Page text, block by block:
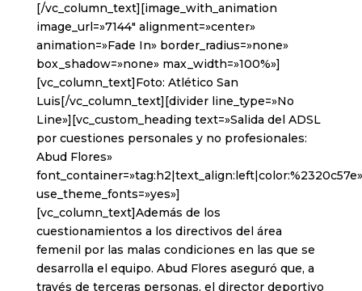
[/vc_column_text][image_with_animation
image_url=»7144″ alignment=»center»
animation=»Fade In» border_radius=»none»
box_shadow=»none» max_width=»100%»]
[vc_column_text]Foto: Atlético San
Luis[/vc_column_text][divider line_type=»No
Line»][vc_custom_heading text=»Salida del ADSL
por cuestiones personales y no profesionales:
Abud Flores»
font_container=»tag:h2|text_align:left|color:%2320c57e»
use_theme_fonts=»yes»]
[vc_column_text]Además de los
cuestionamientos a los directivos del área
femenil por las malas condiciones en las que se
desarrolla el equipo. Abud Flores aseguró que, a
través de terceras personas, el director deportivo